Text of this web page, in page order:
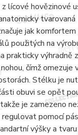
lícové hovězinové
jak
použitých na
prakticky výhradně
čímž
Stélku je
obuvi se opět
je zamezeno
pomocí
výšky a